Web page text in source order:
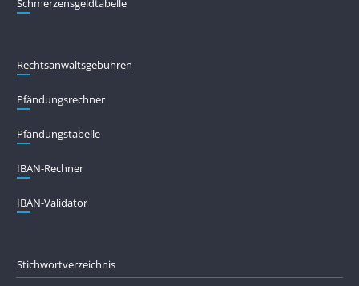
Schmerzensgeldtabelle
Rechtsanwaltsgebühren
Pfändungs­rechner
Pfändungs­tabelle
IBAN-Rechner
IBAN-Validator
Stichwortverzeichnis